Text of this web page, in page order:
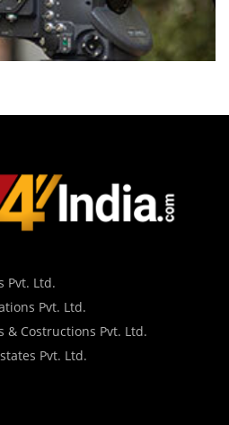
Pvt. Ltd.
Pvt. Ltd.
& Costructions Pvt. Ltd.
Pvt. Ltd.